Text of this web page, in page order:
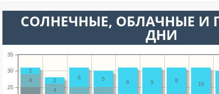
CОЛНЕЧНЫЕ, ОБЛАЧНЫЕ И
ДНИ
25
30
35
4
4
10
8
9
9
5
6
2
2